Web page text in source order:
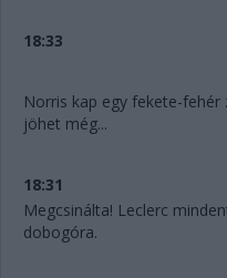
18:33
Norris kap egy fekete-
jöhet még...
18:31
Megcsinálta! Leclerc
dobogóra.